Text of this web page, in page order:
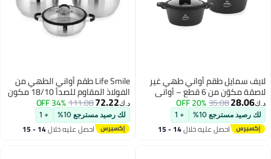
طقم أواني طهي غير
لاصقة مكوّن من 6 قطع – أواني
يشمل طقم
كاسيرول بمقاسات
20/24 سم مع أغطية، مصنوعة
وآمنة للاستخدام في
20% OFF
10%
+ 1
عليه خلال 14 - 15
Life Smile طقم أواني الطهي من
الفولاذ المقاوم للصدأ 18/10 مكون
من 10 قطع – أواني طهي متميزة،
أواني مطبخ غير لاصقة | قدر
(20/24/28/32 سم) مع أغطية +
قدر ضحل 28 سم | مقابض سيليكون
د.ك‏ 72.22
111.08
34% OFF
لك رصيد مسترجع 10% + 1
احصل عليه خلال 14 - 15